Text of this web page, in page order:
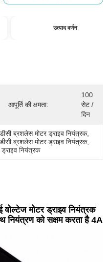
उत्पाद वर्णन
आपूर्ति की क्षमता:
100
सेट /
दिन
ब्रशलेस मोटर ड्राइव नियंत्रक,
ब्रशलेस मोटर ड्राइव नियंत्रक,
ड्राइव नियंत्रक
मोटर ड्राइव नियंत्रक
नियंत्रण को सक्षम करता है 4A